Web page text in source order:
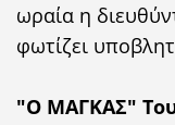
ωραία η
φωτίζει
"Ο ΜΑΓΚΑΣ"